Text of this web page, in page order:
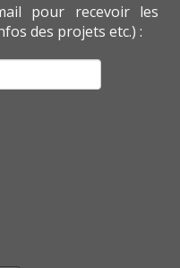
pour recevoir les
des projets etc.) :